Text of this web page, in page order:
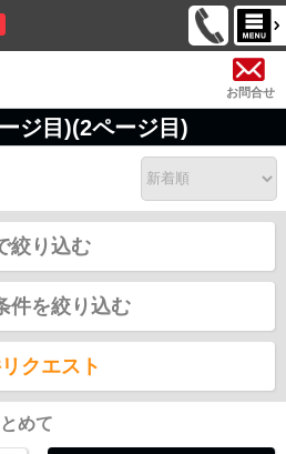
お問合せ
ジ目)(2ページ目)
絞り込む
件を絞り込む
クエスト
めて